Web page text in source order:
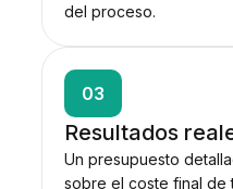
del proceso.
03
Resultados
Un presupuesto
sobre el coste final de